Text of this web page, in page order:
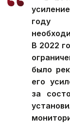
году
В 2022
было
его
за